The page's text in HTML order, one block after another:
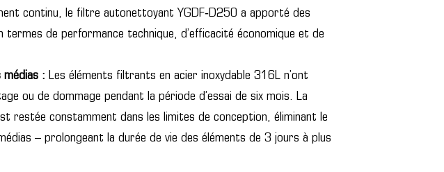
continu, le filtre autonettoyant YGDF‑D250 a apporté des
termes de performance technique, d’efficacité économique et de
médias : Les éléments filtrants en acier inoxydable 316L n’ont
ou de dommage pendant la période d’essai de six mois. La
restée constamment dans les limites de conception, éliminant le
– prolongeant la durée de vie des éléments de 3 jours à plus